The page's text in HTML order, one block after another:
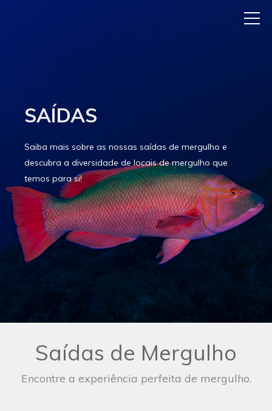
SAÍDAS
Saiba mais sobre as nossas saídas de mergulho e
descubra a diversidade de locais de mergulho que
temos para si!
Saídas de Mergulho
Encontre a experiência perfeita de mergulho.